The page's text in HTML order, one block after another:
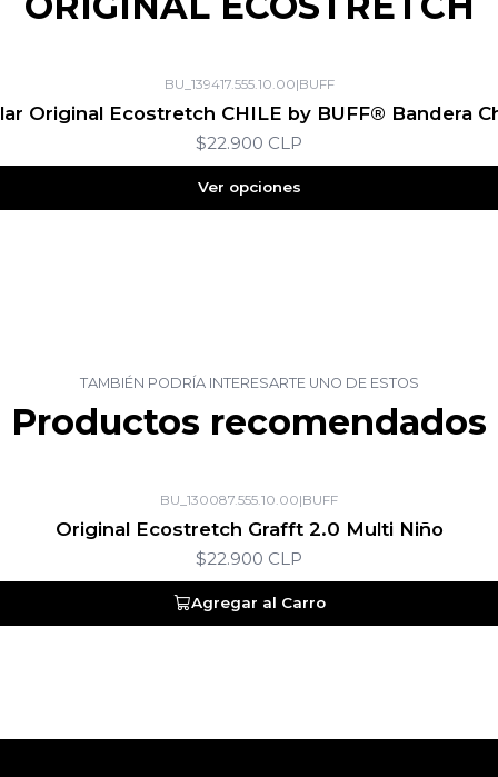
BU_139417.555.10.00|BUFF
Original Ecostretch CHILE by BUFF® Bandera
$22.900 CLP
Ver opciones
TAMBIÉN PODRÍA INTERESARTE UNO DE ESTOS
Productos recomendados
BU_130087.555.10.00|BUFF
Original Ecostretch Grafft 2.0 Multi Niño
$22.900 CLP
Agregar al Carro